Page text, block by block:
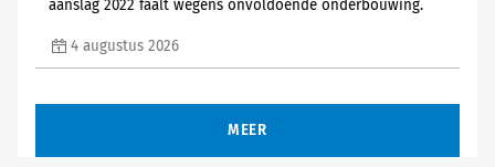
aanslag 2022 faalt wegens onvoldoende onderbouwing.
4 augustus 2026
MEER